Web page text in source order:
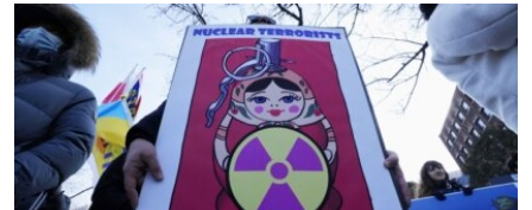
ТЕЛЕПРОЕКТ КРЫМ.РЕАЛИИ
СОВЕТЫ ПРАВОЗАЩИТНИКОВ
ПРОПАВШИЕ БЕЗ ВЕСТИ
ПОБЕДИТЕЛЕЙ НЕ СУДЯТ?
КРЫМ.НЕПОКОРЕННЫЙ
Українською
Qırımtatar
ПРИСОЕДИНЯЙТЕСЬ!